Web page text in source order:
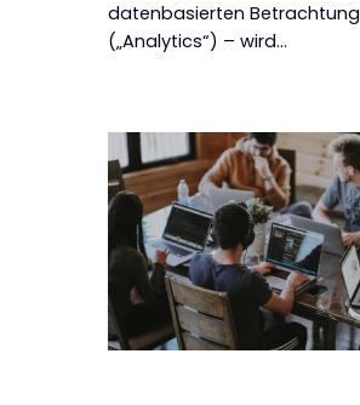
datenbasierten Betrachtung
(„Analytics“) – wird…